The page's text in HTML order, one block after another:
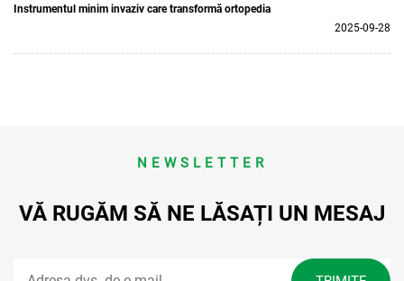
Instrumentul minim invaziv care transformă ortopedia
2025-09-28
NEWSLETTER
VĂ RUGĂM SĂ NE LĂSAȚI UN MESAJ